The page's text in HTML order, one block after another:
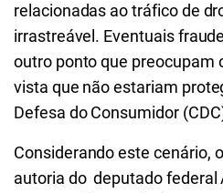
relacionadas ao tráfico de
irrastreável. Eventuais
outro ponto que preocupam
vista que não estariam
Defesa do Consumidor
Considerando este cenário,
autoria do deputado federal